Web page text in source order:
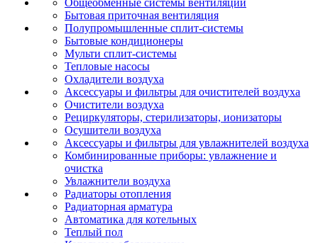
Общеобменные системы вентиляции
Бытовая приточная вентиляция
Полупромышленные сплит-системы
Бытовые кондиционеры
Мульти сплит-системы
Тепловые насосы
Охладители воздуха
Аксессуары и фильтры для очистителей воздуха
Очистители воздуха
Рециркуляторы, стерилизаторы, ионизаторы
Осушители воздуха
Аксессуары и фильтры для увлажнителей воздуха
Комбинированные приборы: увлажнение и
очистка
Увлажнители воздуха
Радиаторы отопления
Радиаторная арматура
Автоматика для котельных
Теплый пол